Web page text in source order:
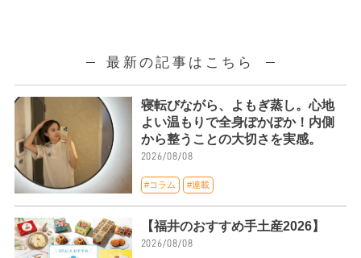
最新の記事はこちら
寝転びながら、よもぎ蒸し。心地
よい温もりで全身ぽかぽか！内側
から整うことの大切さを実感。
2026/08/08
#コラム #連載
【福井のおすすめ手土産2026】
2026/08/08